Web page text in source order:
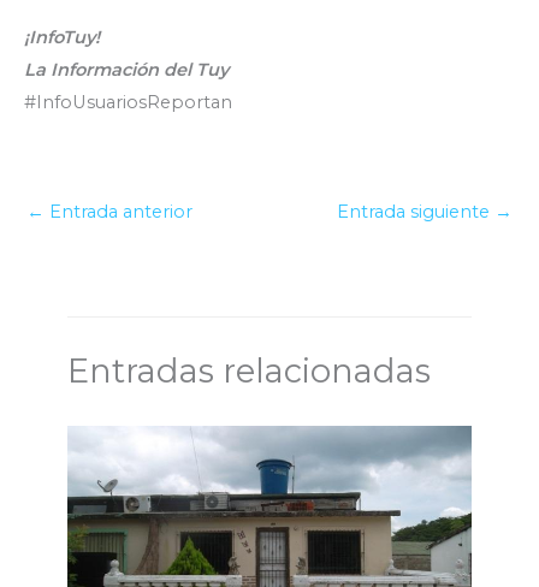
¡InfoTuy!
La Información del Tuy
#InfoUsuariosReportan
← Entrada anterior Entrada siguiente →
Entradas relacionadas